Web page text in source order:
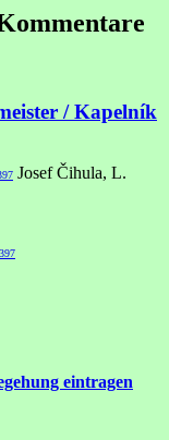
/ Kapelník
Josef Čihula, L.
397
eintragen